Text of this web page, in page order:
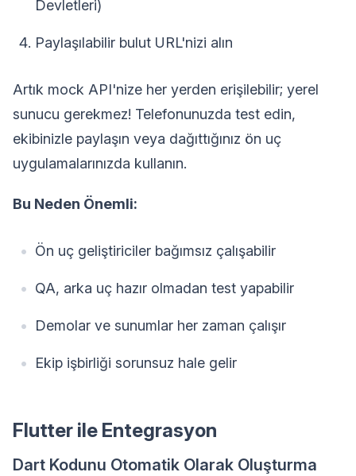
Devletleri)
Paylaşılabilir bulut URL'nizi alın
Artık mock API'nize her yerden erişilebilir; yerel
sunucu gerekmez! Telefonunuzda test edin,
ekibinizle paylaşın veya dağıttığınız ön uç
uygulamalarınızda kullanın.
Bu Neden Önemli:
Ön uç geliştiriciler bağımsız çalışabilir
QA, arka uç hazır olmadan test yapabilir
Demolar ve sunumlar her zaman çalışır
Ekip işbirliği sorunsuz hale gelir
Flutter ile Entegrasyon
Dart Kodunu Otomatik Olarak Oluşturma